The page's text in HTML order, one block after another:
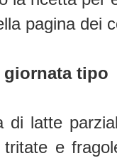
pagina dei
giornata tipo
di latte
e